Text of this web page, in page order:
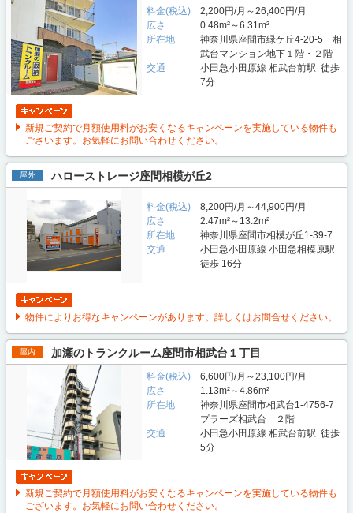
料金(税込)
2,200円/月～26,400円/月
広さ
0.48m²～6.31m²
所在地
神奈川県座間市緑ケ丘4-20-5 相
武台マンション地下１階・２階
交通
小田急小田原線 相武台前駅 徒歩
7分
新規ご契約で月額使用料がお安くなるキャンペーンを実施している物件も
ございます。お気軽にお問い合わせください。
屋外 ハローストレージ座間相模が丘2
料金(税込)
8,200円/月～44,900円/月
広さ
2.47m²～13.2m²
所在地
神奈川県座間市相模が丘1-39-7
交通
小田急小田原線 小田急相模原駅
徒歩 16分
物件によりお得なキャンペーンがあります。詳しくはお問合せください。
屋内 加瀬のトランクルーム座間市相武台１丁目
料金(税込)
6,600円/月～23,100円/月
広さ
1.13m²～4.86m²
所在地
神奈川県座間市相武台1-4756-7
プラーズ相武台 ２階
交通
小田急小田原線 相武台前駅 徒歩
5分
新規ご契約で月額使用料がお安くなるキャンペーンを実施している物件も
ございます。お気軽にお問い合わせください。